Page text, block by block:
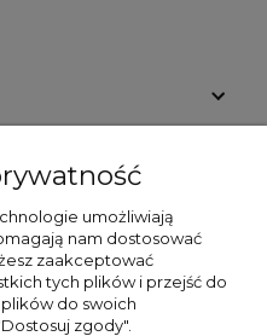
umożliwiają
nam dostosować
zaakceptować
tych plików i przejść do
do swoich
zgody".